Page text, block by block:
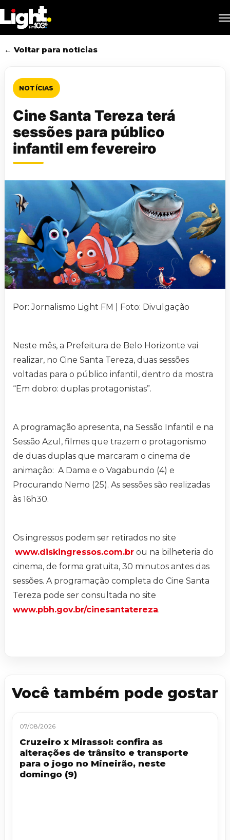
to
main
content
← Voltar para notícias
NOTÍCIAS
Cine Santa Tereza terá
sessões para público
infantil em fevereiro
Por: Jornalismo Light FM | Foto: Divulgação
Neste mês, a Prefeitura de Belo Horizonte vai
realizar, no Cine Santa Tereza, duas sessões
voltadas para o público infantil, dentro da mostra
“Em dobro: duplas protagonistas”.
A programação apresenta, na Sessão Infantil e na
Sessão Azul, filmes que trazem o protagonismo
de duas duplas que marcaram o cinema de
animação: A Dama e o Vagabundo (4) e
Procurando Nemo (25). As sessões são realizadas
às 16h30.
Os ingressos podem ser retirados no site
www.diskingressos.com.br ou na bilheteria do
cinema, de forma gratuita, 30 minutos antes das
sessões. A programação completa do Cine Santa
Tereza pode ser consultada no site
www.pbh.gov.br/cinesantatereza.
Você também pode gostar
07/08/2026
Cruzeiro x Mirassol: confira as
alterações de trânsito e transporte
para o jogo no Mineirão, neste
domingo (9)